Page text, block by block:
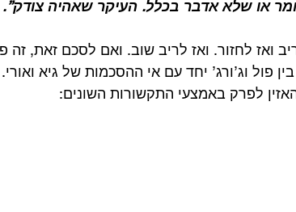
או שלא אדבר בכלל. העיקר שאהיה צודק”.
ואז לחזור. ואז לריב שוב. ואם לסכם זאת,
פול וג’ורג’ יחד עם אי ההסכמות של גיא ואורי.
לפרק באמצעי התקשורות השונים: